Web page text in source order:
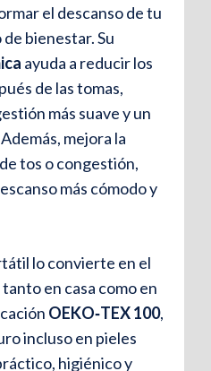
el descanso de tu
bienestar. Su
ayuda a reducir los
de las tomas,
más suave y un
mejora la
tos o congestión,
más cómodo y
lo convierte en el
en casa como en
OEKO‑TEX 100,
incluso en pieles
higiénico y